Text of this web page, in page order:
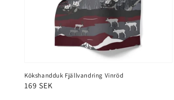
Kökshandduk Fjällvandring Vinröd
Ordinarie
169 SEK